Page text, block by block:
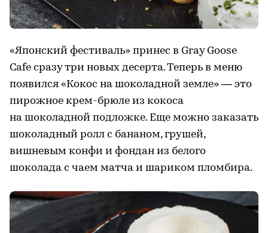
«Японский фестиваль» принес в Gray Goose
Cafe сразу три новых десерта. Теперь в меню
появился «Кокос на шоколадной земле» — это
пирожное крем-брюле из кокоса
на шоколадной подложке. Еще можно заказать
шоколадный ролл с бананом, грушей,
вишневым конфи и фондан из белого
шоколада с чаем матча и шариком пломбира.